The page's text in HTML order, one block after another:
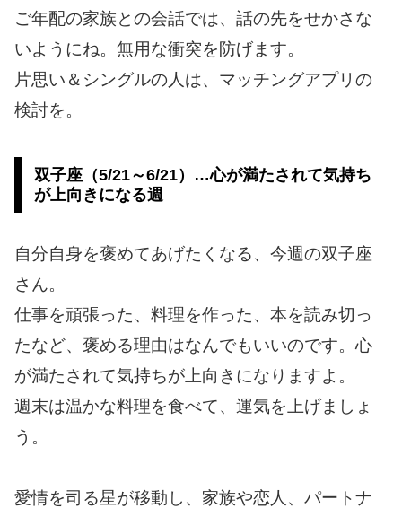
ご年配の家族との会話では、話の先をせかさな
いようにね。無用な衝突を防げます。
片思い＆シングルの人は、マッチングアプリの
検討を。
双子座（5/21～6/21）…心が満たされて気持ち
が上向きになる週
自分自身を褒めてあげたくなる、今週の双子座
さん。
仕事を頑張った、料理を作った、本を読み切っ
たなど、褒める理由はなんでもいいのです。心
が満たされて気持ちが上向きになりますよ。
週末は温かな料理を食べて、運気を上げましょ
う。
愛情を司る星が移動し、家族や恋人、パートナ